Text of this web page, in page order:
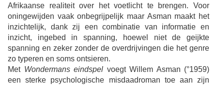
Afrikaanse realiteit over het voetlicht te brengen. Voor
oningewijden vaak onbegrijpelijk maar Asman maakt het
inzichtelijk, dank zij een combinatie van informatie en
inzicht, ingebed in spanning, hoewel niet de geijkte
spanning en zeker zonder de overdrijvingen die het genre
zo typeren en soms ontsieren.
Met Wondermans eindspel voegt Willem Asman (°1959)
een sterke psychologische misdaadroman toe aan zijn